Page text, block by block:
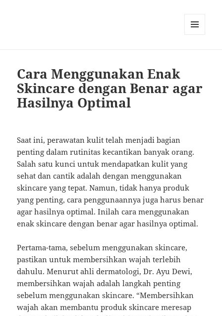
Cara Menggunakan Enak
Skincare dengan Benar agar
Hasilnya Optimal
Saat ini, perawatan kulit telah menjadi bagian
penting dalam rutinitas kecantikan banyak orang.
Salah satu kunci untuk mendapatkan kulit yang
sehat dan cantik adalah dengan menggunakan
skincare yang tepat. Namun, tidak hanya produk
yang penting, cara penggunaannya juga harus benar
agar hasilnya optimal. Inilah cara menggunakan
enak skincare dengan benar agar hasilnya optimal.
Pertama-tama, sebelum menggunakan skincare,
pastikan untuk membersihkan wajah terlebih
dahulu. Menurut ahli dermatologi, Dr. Ayu Dewi,
membersihkan wajah adalah langkah penting
sebelum menggunakan skincare. “Membersihkan
wajah akan membantu produk skincare meresap